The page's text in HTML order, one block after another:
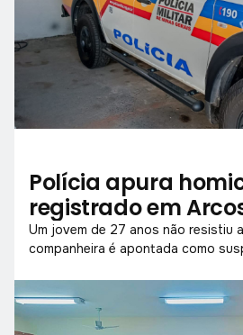
Polícia apura
registrado em
Um jovem de 27 anos não resistiu
companheira é apontada como